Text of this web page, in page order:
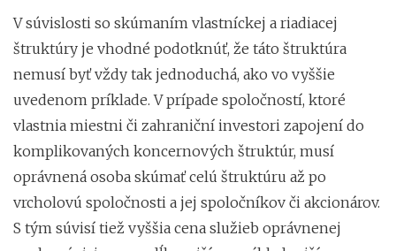
V súvislosti so skúmaním vlastníckej a riadiacej
štruktúry je vhodné podotknúť, že táto štruktúra
nemusí byť vždy tak jednoduchá, ako vo vyššie
uvedenom príklade. V prípade spoločností, ktoré
vlastnia miestni či zahraniční investori zapojení do
komplikovaných koncernových štruktúr, musí
oprávnená osoba skúmať celú štruktúru až po
vrcholovú spoločnosti a jej spoločníkov či akcionárov.
S tým súvisí tiež vyššia cena služieb oprávnenej